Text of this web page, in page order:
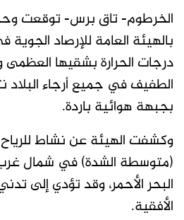
الخرطوم- تاق برس- توقعت وحدة
بالهيئة العامة للإرصاد
درجات الحرارة بشقيها العظمى
الطفيف في جميع أرجاء البلاد
بجبهة هوائية باردة.
وكشفت الهيئة عن نشاط للرياح
(متوسطة الشدة) في شمال
البحر الأحمر، وقد تؤدي إلى
الأفقية.